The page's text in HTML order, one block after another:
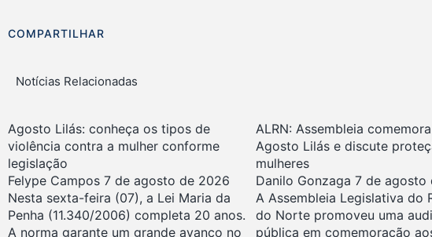
COMPARTILHAR
Notícias Relacionadas
Agosto Lilás: conheça os tipos de
violência contra a mulher conforme
legislação
Felype Campos 7 de agosto de 2026
Nesta sexta-feira (07), a Lei Maria da
Penha (11.340/2006) completa 20 anos.
A norma garante um grande avanço no
ALRN: Assembleia
Agosto Lilás e discute
mulheres
Danilo Gonzaga 7 de agosto
A Assembleia Legislativa do
do Norte promoveu uma
pública em comemoração